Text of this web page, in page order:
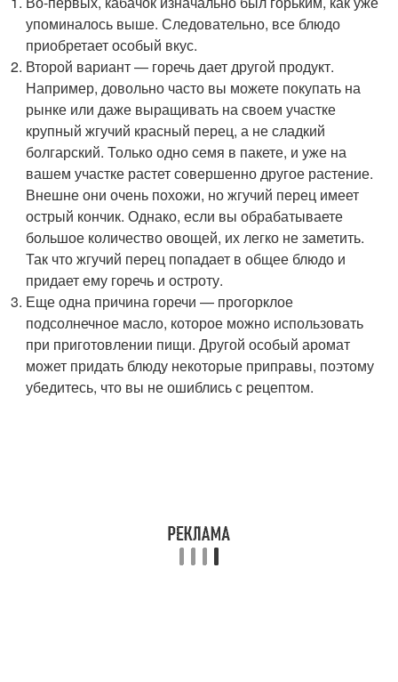
упоминалось выше. Следовательно, все блюдо
приобретает особый вкус.
Второй вариант — горечь дает другой продукт.
Например, довольно часто вы можете покупать на
рынке или даже выращивать на своем участке
крупный жгучий красный перец, а не сладкий
болгарский. Только одно семя в пакете, и уже на
вашем участке растет совершенно другое растение.
Внешне они очень похожи, но жгучий перец имеет
острый кончик. Однако, если вы обрабатываете
большое количество овощей, их легко не заметить.
Так что жгучий перец попадает в общее блюдо и
придает ему горечь и остроту.
Еще одна причина горечи — прогорклое
подсолнечное масло, которое можно использовать
при приготовлении пищи. Другой особый аромат
может придать блюду некоторые приправы, поэтому
убедитесь, что вы не ошиблись с рецептом.